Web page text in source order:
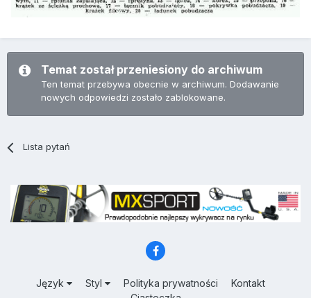
Temat został przeniesiony do archiwum
Ten temat przebywa obecnie w archiwum. Dodawanie
nowych odpowiedzi zostało zablokowane.
Lista pytań
Język Styl Polityka prywatności
Kontakt